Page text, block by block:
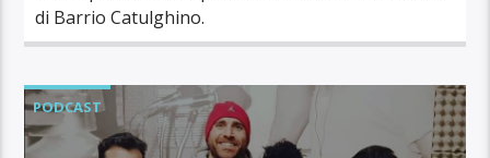
di Barrio Catulghino.
PODCAST